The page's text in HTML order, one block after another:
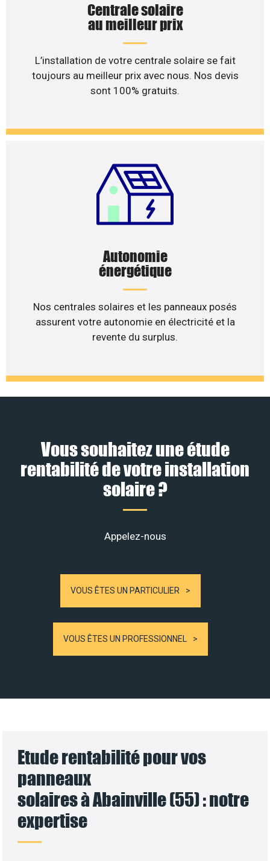
Centrale solaire
au meilleur prix
L’installation de votre centrale solaire se fait
toujours au meilleur prix avec nous. Nos devis
sont 100% gratuits.
Autonomie
énergétique
Nos centrales solaires et les panneaux posés
assurent votre autonomie en électricité et la
revente du surplus.
Vous souhaitez une étude
rentabilité de votre installation
solaire ?
Appelez-nous
VOUS ÊTES UN PARTICULIER
VOUS ÊTES UN PROFESSIONNEL
Etude rentabilité pour vos
panneaux
solaires à Abainville (55) : notre
expertise